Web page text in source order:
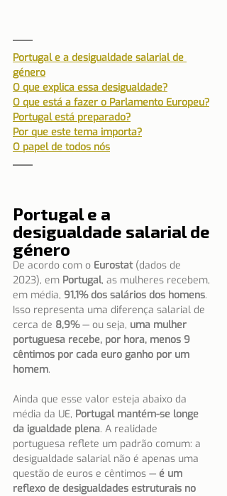
Portugal e a desigualdade salarial de
género
O que explica essa desigualdade?
O que está a fazer o Parlamento Europeu?
Portugal está preparado?
Por que este tema importa?
O papel de todos nós
Portugal e a
desigualdade salarial de
género
De acordo com o Eurostat (dados de
2023), em Portugal, as mulheres recebem,
em média, 91,1% dos salários dos homens.
Isso representa uma diferença salarial de
cerca de 8,9% — ou seja, uma mulher
portuguesa recebe, por hora, menos 9
cêntimos por cada euro ganho por um
homem.
Ainda que esse valor esteja abaixo da
média da UE, Portugal mantém-se longe
da igualdade plena. A realidade
portuguesa reflete um padrão comum: a
desigualdade salarial não é apenas uma
questão de euros e cêntimos — é um
reflexo de desigualdades estruturais no